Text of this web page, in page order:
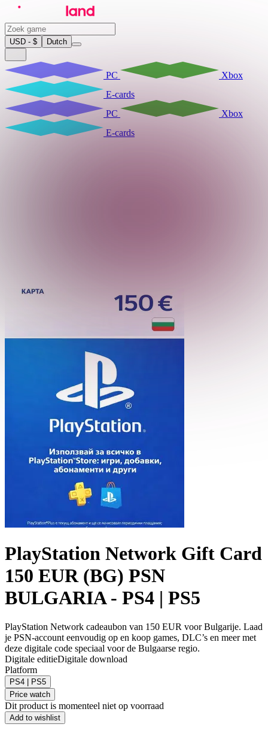
USD - $ Dutch
PC
Xbox
E-cards
PC
Xbox
E-cards
PlayStation Network Gift Card
150 EUR (BG) PSN
BULGARIA - PS4 | PS5
PlayStation Network cadeaubon van 150 EUR voor Bulgarije. Laad
je PSN-account eenvoudig op en koop games, DLC’s en meer met
deze digitale code speciaal voor de Bulgaarse regio.
Digitale editieDigitale download
Platform
PS4 | PS5
Price watch
Dit product is momenteel niet op voorraad
Add to wishlist